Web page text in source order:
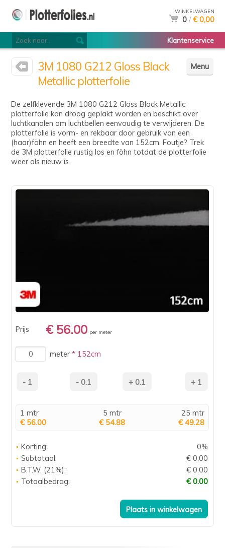
WINKELWAGEN
0 / € 0,00
Klantenservice
Menu
3M 1080 G212 Gloss Black
Metallic plotterfolie
De zelfklevende 3M 1080 G212 Gloss Black Metallic
plotterfolie kan droog geplakt worden en beschikt over
luchtkanalen om luchtbellen eenvoudig te verwijderen. De
plotterfolie is vorm- en rekbaar door gebruik van een
(haar)föhn en heeft een breedte van 152cm. Foutje? Trek
de 3M plotterfolie rustig los en föhn totdat de plotterfolie
weer als nieuw is.
Prijs € 56.00 per meter
meter* 152cm
1 mtr
€ 56.00
5 mtr
€ 54.88
25 mtr
€ 49.28
Korting:
0%
Subtotaal:
€ 0.00
B.T.W. (21%):
€ 0.00
Totaalbedrag:
€ 0.00